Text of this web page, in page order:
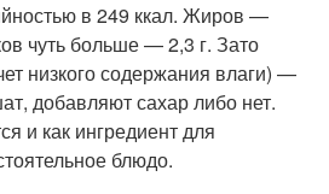
в 249 ккал. Жиров —
чуть больше — 2,3 г. Зато
низкого содержания влаги) —
добавляют сахар либо нет.
и как ингредиент для
блюдо.